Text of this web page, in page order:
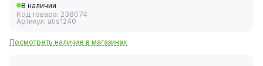
В наличии
Код товара: 238074
Артикул: atis1240
Посмотреть наличие в магазинах